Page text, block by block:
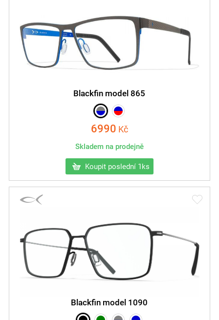
Blackfin model 865
6990 Kč
Skladem na prodejně
Koupit poslední 1ks
Blackfin model 1090